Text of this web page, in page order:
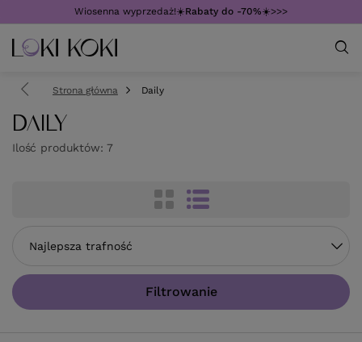
Wiosenna wyprzedaż!☀️Rabaty do -70%☀️>>>
Strona główna Daily
DAILY
Ilość produktów: 7
Zmień sortowanie
Najlepsza trafność
Filtrowanie